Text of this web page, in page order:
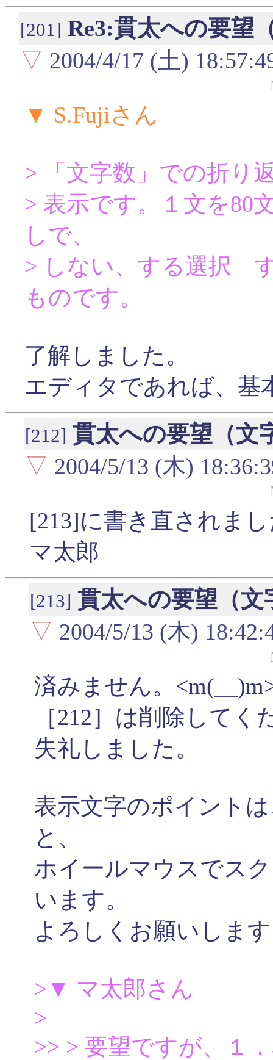
[201] Re3:貫太への要望
▽ 2004/4/17 (土)
▼ S.Fujiさん
> 「文字数」での折り
> 表示です。１文を80
しで、
> しない、する選択
ものです。
了解しました。
エディタであれば、基
[212] 貫太への要望（文
▽ 2004/5/13 (木)
[213]に書き直されま
マ太郎
[213] 貫太への要望（
▽ 2004/5/13 (木)
済みません。
［212］は削除してく
失礼しました。
表示文字のポイント
と、
ホイールマウスでス
います。
よろしくお願いしま
>▼ マ太郎さん
>
>> > 要望ですが、１